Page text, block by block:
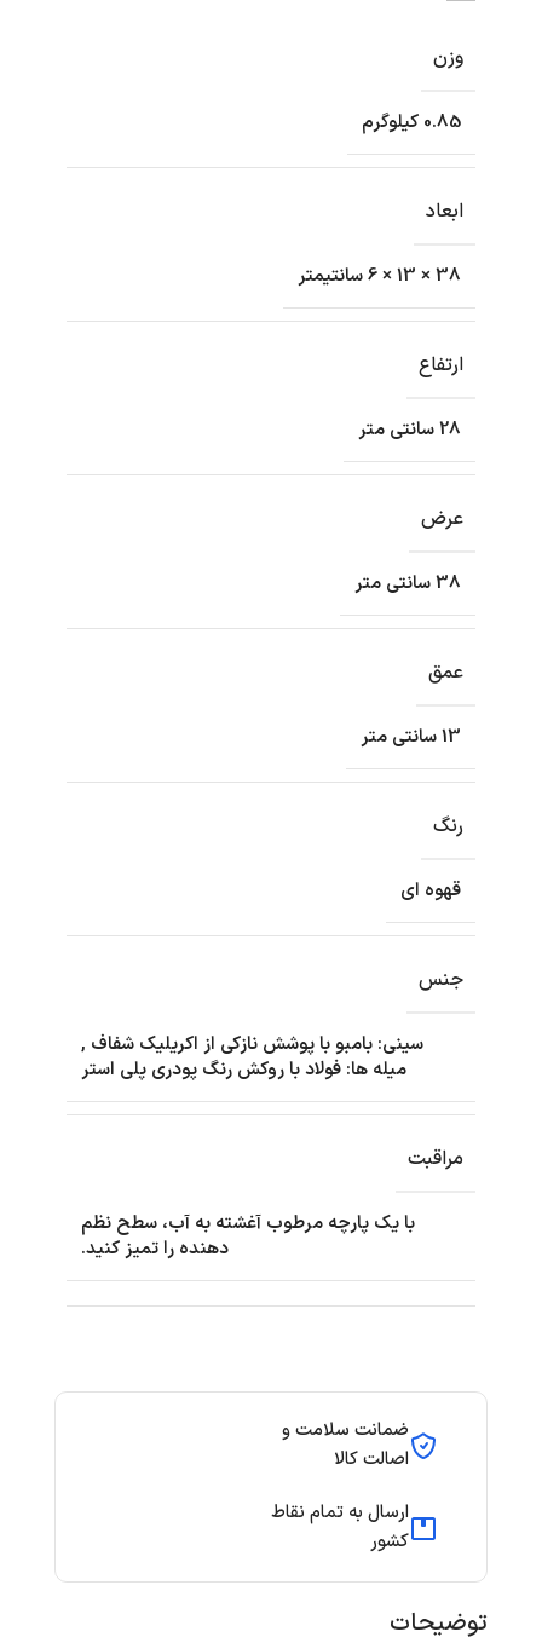
ضمانت سلامت و
اصالت کالا
ارسال به تمام نقاط
کشور
توضیحات
وزن
0.85 کیلوگرم
ابعاد
38 × 13 × 6 سانتیمتر
ارتفاع
28 سانتی متر
عرض
38 سانتی متر
عمق
13 سانتی متر
رنگ
قهوه ای
جنس
سینی: بامبو با پوشش نازکی از اکریلیک شفاف ,
میله ها: فولاد با روکش رنگ پودری پلی استر
مراقبت
با یک پارچه مرطوب آغشته به آب، سطح نظم
دهنده را تمیز کنید.